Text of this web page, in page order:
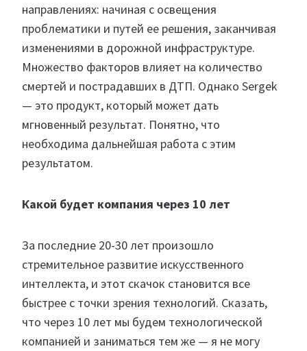
направлениях: начиная с освещения
проблематики и путей ее решения, заканчивая
изменениями в дорожной инфраструктуре.
Множество факторов влияет на количество
смертей и пострадавших в ДТП. Однако Sergek
— это продукт, который может дать
мгновенный результат. Понятно, что
необходима дальнейшая работа с этим
результатом.
Какой будет компания через 10 лет
За последние 20-30 лет произошло
стремительное развитие искусственного
интеллекта, и этот скачок становится все
быстрее с точки зрения технологий. Сказать,
что через 10 лет мы будем технологической
компанией и заниматься тем же — я не могу